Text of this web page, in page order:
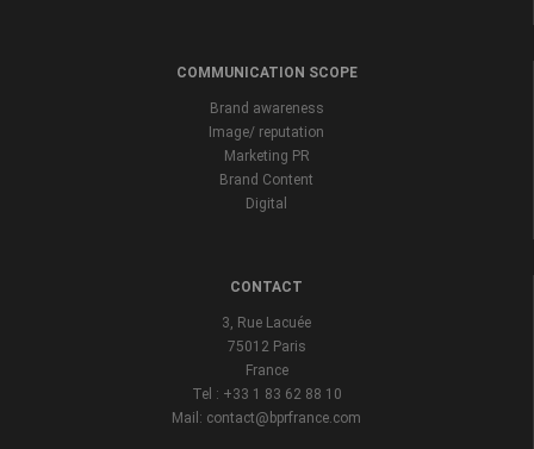
COMMUNICATION SCOPE
Brand awareness
Image/ reputation
Marketing PR
Brand Content
Digital
CONTACT
3, Rue Lacuée
75012 Paris
France
Tel : +33 1 83 62 88 10
Mail: contact@bprfrance.com